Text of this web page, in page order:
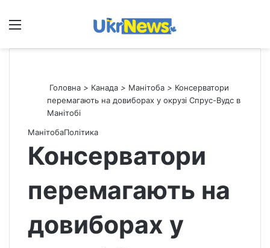
Меню
Головна > Канада > Манітоба > Консерватори
перемагають на довиборах у окрузі Спрус-Вудс в
Манітобі
МанітобаПолітика
Консерватори
перемагають на
довиборах у